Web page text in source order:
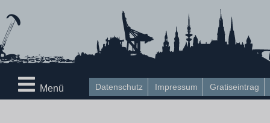
Datenschutz Impressum Gratiseintrag
Menü